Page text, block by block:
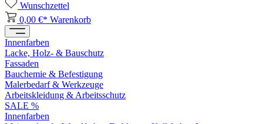
Wunschzettel
0,00 €* Warenkorb
Innenfarben
Lacke, Holz- & Bauschutz
Fassaden
Bauchemie & Befestigung
Malerbedarf & Werkzeuge
Arbeitskleidung & Arbeitsschutz
SALE %
Innenfarben